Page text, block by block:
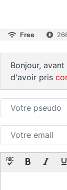
Free
Bonjour,
d'avoir pris